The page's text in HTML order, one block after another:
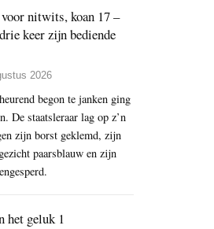
nitwits, koan 17 –
keer zijn bediende
2026
begon te janken ging
De staatsleraar lag op z’n
zijn borst geklemd, zijn
paarsblauw en zijn
het geluk 1